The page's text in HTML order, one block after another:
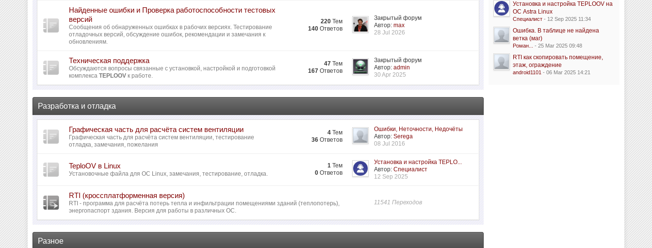
Найденные ошибки и Проверка работоспособности тестовых
версий
Сообщения об обнаруженных ошибках в рабочих версиях. Тестирование
отладочных версий, обсуждение ошибок, рекомендации и замечания к
обновлениям.
220 Тем
140 Ответов
Закрытый форум
Автор:max
28 Jul 2026
Техническая поддержка
Обсуждаются вопросы связанные с установкой, настройкой и подготовкой
комплексаTEPLOOV к работе.
47 Тем
167 Ответов
Закрытый форум
Автор:admin
30 Apr 2025
Разработка и отладка
Графическая часть для расчёта систем вентиляции
Графическая часть для расчёта систем вентиляции, тестирование
отладка, замечания, пожелания
4 Тем
36 Ответов
Ошибки, Неточности, Недочёты
Автор:Serega
08 Jul 2016
TeploOV в Linux
Установочные файла для ОС Linux, замечания, тестирование, отладка.
1 Тем
0 Ответов
Установка и настройка TEPLO...
Автор:Специалист
12 Sep 2025
RTI (кроссплатформенная версия)
RTI - программа для расчёта потерь тепла и инфильтрации помещениями зданий (теплопотерь),
энергопаспорт здания. Версия для работы в различных ОС.
11541 Переходов
Разное
Установка и настройка TEPLOOV на
ОС Astra Linux
Специалист- 12 Sep 2025 11:34
Ошибка. В таблице не найдена
ветка (маг)
Роман... - 25 Mar 2025 09:48
RTI как скопировать помещение,
этаж, ограждение
android1101 - 06 Mar 2025 14:21